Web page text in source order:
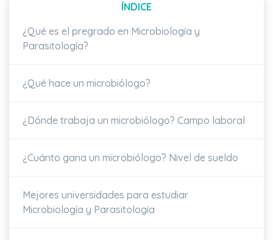
ÍNDICE
¿Qué es el pregrado en Microbiología y
Parasitología?
¿Qué hace un microbiólogo?
¿Dónde trabaja un microbiólogo? Campo laboral
¿Cuánto gana un microbiólogo? Nivel de sueldo
Mejores universidades para estudiar
Microbiología y Parasitología